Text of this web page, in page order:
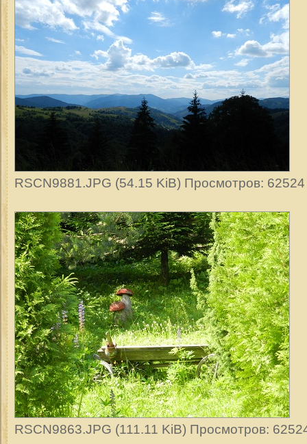
RSCN9881.JPG (54.15 KiB) Просмотров: 62524
RSCN9863.JPG (111.11 KiB) Просмотров: